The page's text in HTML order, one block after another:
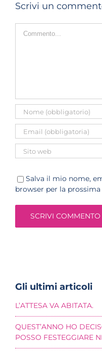
Scrivi un
Salva il mio nome,
browser per la
Gli ultimi articoli
L’ATTESA VA ABITATA.
QUEST’ANNO HO
POSSO FESTEGGIARE